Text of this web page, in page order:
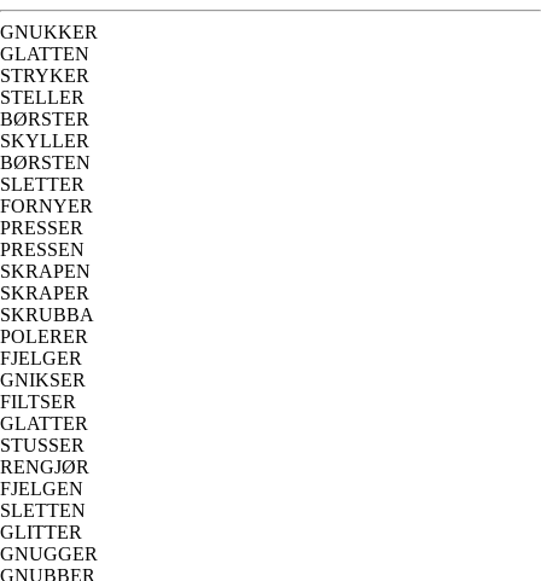
GNUKKER
GLATTEN
STRYKER
STELLER
BØRSTER
SKYLLER
BØRSTEN
SLETTER
FORNYER
PRESSER
PRESSEN
SKRAPEN
SKRAPER
SKRUBBA
POLERER
FJELGER
GNIKSER
FILTSER
GLATTER
STUSSER
RENGJØR
FJELGEN
SLETTEN
GLITTER
GNUGGER
GNUBBER